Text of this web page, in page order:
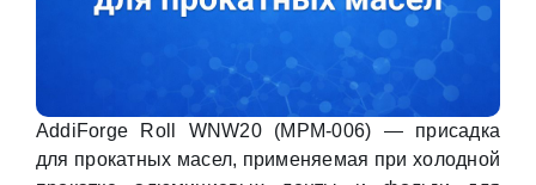
AddiForge Roll WNW20 (MPM-006) — присадка
для прокатных масел, применяемая при холодной